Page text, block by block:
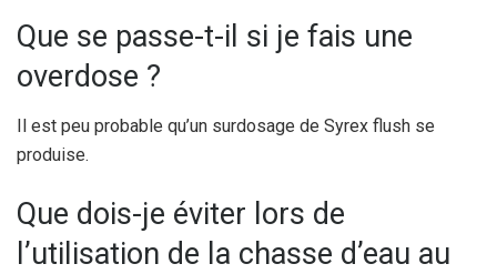
Que se passe-t-il si je fais une
overdose ?
Il est peu probable qu’un surdosage de Syrex flush se
produise.
Que dois-je éviter lors de
l’utilisation de la chasse d’eau au